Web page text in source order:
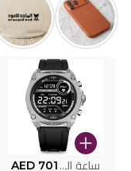
ساعة البوليس الذكية MY.AVATAR PEIUN0000101 AED 701